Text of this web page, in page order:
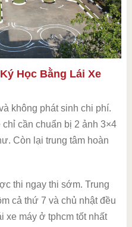
Học Bằng Lái Xe
không phát sinh chi phí.
cần chuẩn bị 2 ảnh 3×4
Còn lại trung tâm hoàn
thi ngay thi sớm. Trung
cả thứ 7 và chủ nhật đều
xe máy ở tphcm tốt nhất